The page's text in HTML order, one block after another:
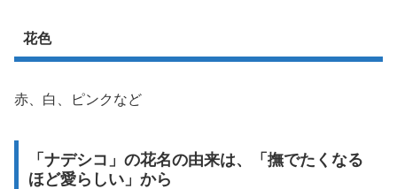
花色
赤、白、ピンクなど
「ナデシコ」の花名の由来は、「撫でたくなる
ほど愛らしい」から